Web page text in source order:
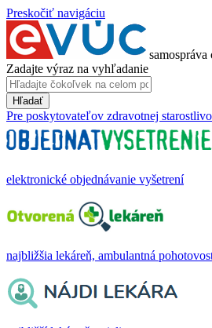
Preskočiť navigáciu
samospráva
Zadajte výraz na vyhľadanie
Hľadať
Pre poskytovateľov zdravotnej
elektronické objednávanie vyšetrení
najbližšia lekáreň, ambulantná